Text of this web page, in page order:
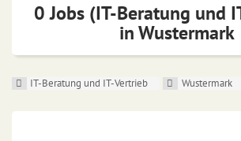
0 Jobs (IT-Beratung und
in Wustermark
IT-Beratung und IT-Vertrieb Wustermark